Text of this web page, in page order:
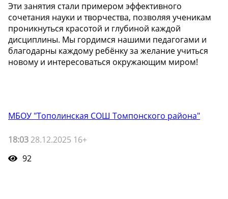
Эти занятия стали примером эффективного
сочетания науки и творчества, позволяя ученикам
проникнуться красотой и глубиной каждой
дисциплины. Мы гордимся нашими педагогами и
благодарны каждому ребёнку за желание учиться
новому и интересоваться окружающим миром!
МБОУ "Тополинская СОШ Томпонского района"
18:03 28.12.2025 16+
92